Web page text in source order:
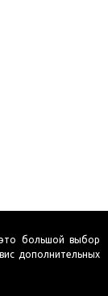
это большой выбор
дополнительных